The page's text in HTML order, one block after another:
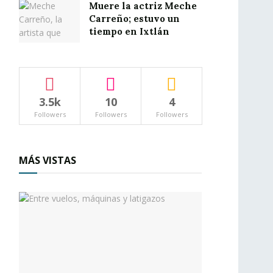
Muere la actriz Meche
Carreño; estuvo un
tiempo en Ixtlán
3.5k
Followers
10
Followers
4
Followers
MÁS VISTAS